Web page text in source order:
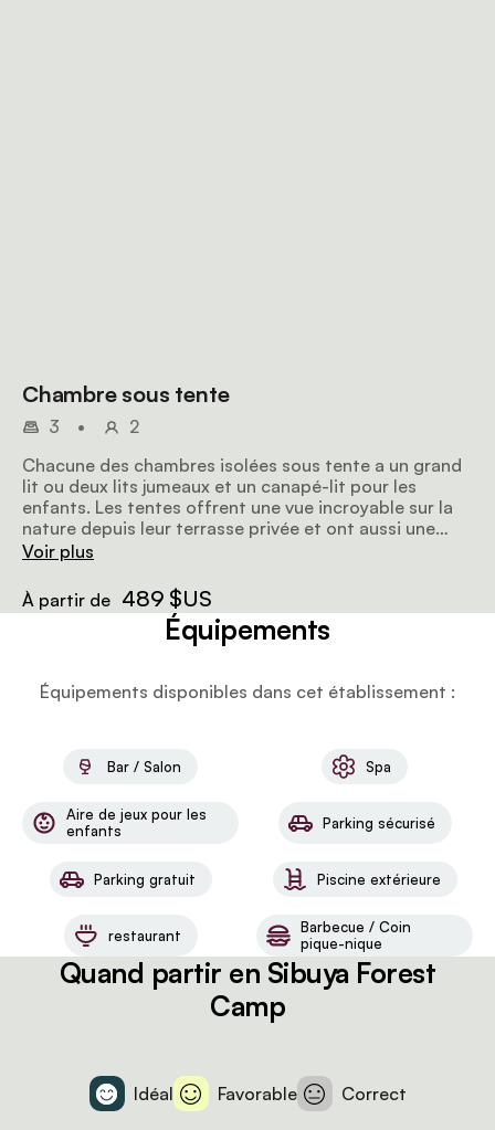
Chambre sous tente
3 •
2
Chacune des chambres isolées sous tente a un grand
lit ou deux lits jumeaux et un canapé-lit pour les
enfants. Les tentes offrent une vue incroyable sur la
nature depuis leur terrasse privée et ont aussi une
cheminée et une salle de bain privée.
Voir plus
À partir de 489 $US
Équipements
Équipements disponibles dans cet établissement :
Bar / Salon Spa
Aire de jeux pour les
enfants
Parking sécurisé
Parking gratuit Piscine extérieure
restaurant
Barbecue / Coin
pique-nique
Quand partir en Sibuya Forest
Camp
Idéal Favorable Correct